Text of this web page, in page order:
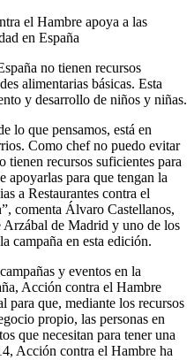
el Hambre apoya a las
en España
no tienen recursos
alimentarias básicas. Esta
y desarrollo de niños y niñas.
lo que pensamos, está en
Como chef no puedo evitar
tienen recursos suficientes para
apoyarlas para que tengan la
a Restaurantes contra el
comenta Álvaro Castellanos,
Arzábal de Madrid y uno de los
campaña en esta edición.
y eventos en la
Acción contra el Hambre
para que, mediante los recursos
propio, las personas en
que necesitan para tener una
Acción contra el Hambre ha